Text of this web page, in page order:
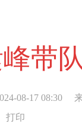
带
08-17 08:30
打印